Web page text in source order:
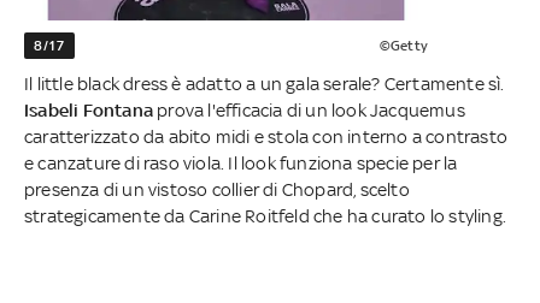
8/17 ©Getty
Il little black dress è adatto a un gala serale? Certamente sì.
Isabeli Fontana prova l'efficacia di un look Jacquemus
caratterizzato da abito midi e stola con interno a contrasto
e canzature di raso viola. Il look funziona specie per la
presenza di un vistoso collier di Chopard, scelto
strategicamente da Carine Roitfeld che ha curato lo styling.